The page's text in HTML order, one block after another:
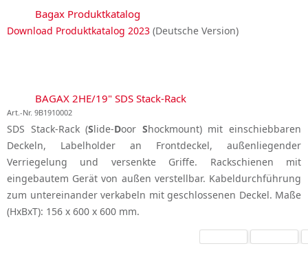
Bagax Produktkatalog
Download Produktkatalog 2023 (Deutsche Version)
BAGAX 2HE/19" SDS Stack-Rack
Art.-Nr. 9B1910002
SDS Stack-Rack (Slide-Door Shockmount) mit einschiebbaren
Deckeln, Labelholder an Frontdeckel, außenliegender
Verriegelung und versenkte Griffe. Rackschienen mit
eingebautem Gerät von außen verstellbar. Kabeldurchführung
zum untereinander verkabeln mit geschlossenen Deckel. Maße
(HxBxT): 156 x 600 x 600 mm.